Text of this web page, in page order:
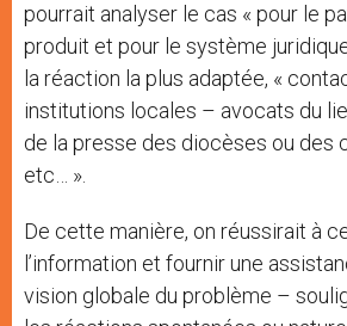
pourrait analyser le cas « pour le
produit et pour le système
la réaction la plus adaptée, «
institutions locales – avocats du
de la presse des diocèses ou des
etc… ».
De cette manière, on réussirait à
l’information et fournir une
vision globale du problème –